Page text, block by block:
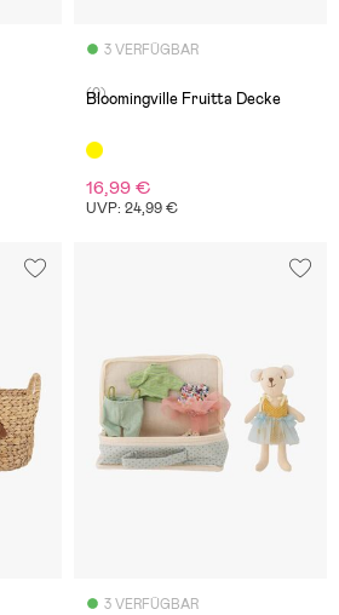
3 VERFÜGBAR
(0)
Bloomingville Fruitta Decke
16,99 €
UVP: 24,99 €
3 VERFÜGBAR